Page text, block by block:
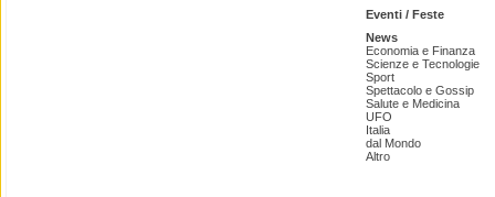
Eventi / Feste
News
Economia e Finanza
Scienze e Tecnologie
Sport
Spettacolo e Gossip
Salute e Medicina
UFO
Italia
dal Mondo
Altro